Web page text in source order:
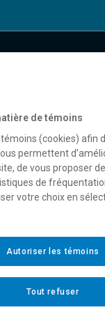
de témoins
(cookies) afin
permettent
de vous proposer
de
votre choix en
Tout refuser
Autoriser les témoins